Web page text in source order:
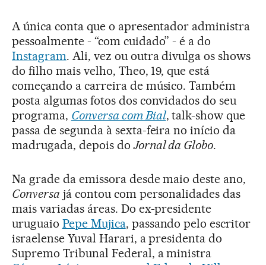
A única conta que o apresentador administra
pessoalmente - “com cuidado” - é a do
Instagram. Ali, vez ou outra divulga os shows
do filho mais velho, Theo, 19, que está
começando a carreira de músico. Também
posta algumas fotos dos convidados do seu
programa, Conversa com Bial, talk-show que
passa de segunda à sexta-feira no início da
madrugada, depois doJornal da Globo.
Na grade da emissora desde maio deste ano,
Conversa já contou com personalidades das
mais variadas áreas. Do ex-presidente
uruguaio Pepe Mujica, passando pelo escritor
israelense Yuval Harari, a presidenta do
Supremo Tribunal Federal, a ministra